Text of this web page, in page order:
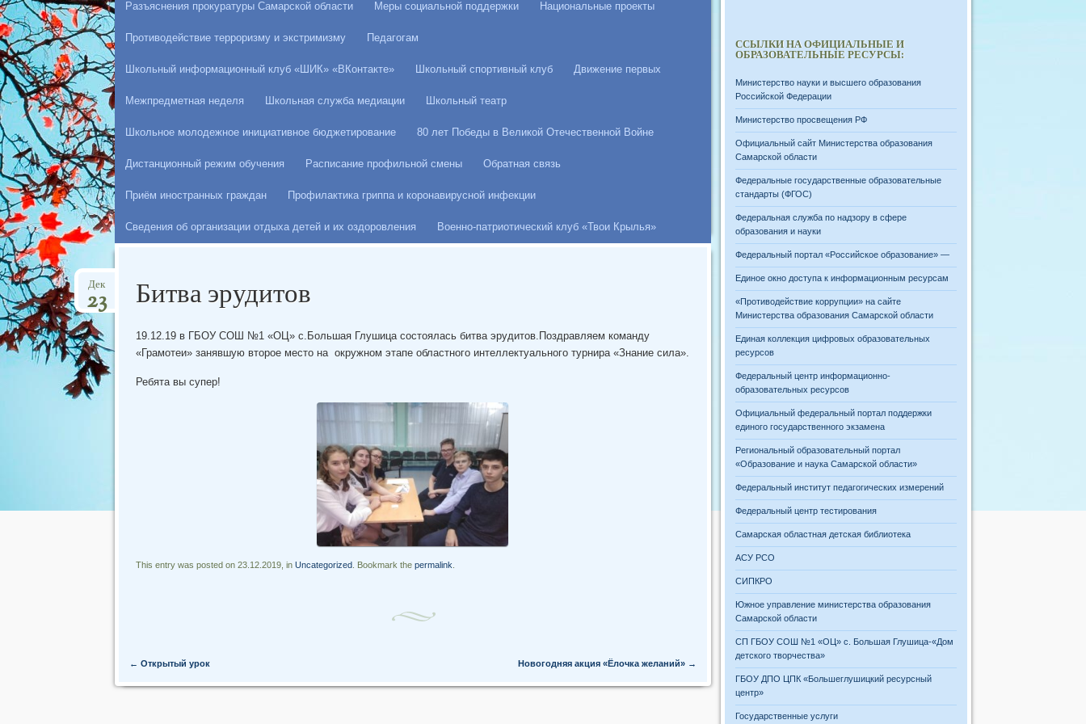
Разъяснения прокуратуры Самарской области Меры социальной поддержки Национальные проекты
Противодействие терроризму и экстримизму Педагогам
Школьный информационный клуб «ШИК» «ВКонтакте» Школьный спортивный клуб Движение первых
Межпредметная неделя Школьная служба медиации Школьный театр
Школьное молодежное инициативное бюджетирование 80 лет Победы в Великой Отечественной Войне
Дистанционный режим обучения Расписание профильной смены Обратная связь
Приём иностранных граждан Профилактика гриппа и коронавирусной инфекции
Сведения об организации отдыха детей и их оздоровления Военно-патриотический клуб «Твои Крылья»
Битва эрудитов
Дек
23
19.12.19 в ГБОУ СОШ №1 «ОЦ» с.Большая Глушица состоялась битва эрудитов.Поздравляем команду
«Грамотеи» занявшую второе место на окружном этапе областного интеллектуального турнира «Знание сила».
Ребята вы супер!
This entry was posted on 23.12.2019, in Uncategorized. Bookmark the permalink
Post navigation
← Открытый урок Новогодняя акция «Ёлочка желаний» →
ССЫЛКИ НА ОФИЦИАЛЬНЫЕ И
ОБРАЗОВАТЕЛЬНЫЕ РЕСУРСЫ:
Министерство науки и высшего образования
Российской Федерации
Министерство просвещения РФ
Официальный сайт Министерства образования
Самарской области
Федеральные государственные образовательные
стандарты (ФГОС)
Федеральная служба по надзору в сфере
образования и науки
Федеральный портал «Российское образование» —
Единое окно доступа к информационным ресурсам
«Противодействие коррупции» на сайте
Министерства образования Самарской области
Единая коллекция цифровых образовательных
ресурсов
Федеральный центр информационно-
образовательных ресурсов
Официальный федеральный портал поддержки
единого государственного экзамена
Региональный образовательный портал
«Образование и наука Самарской области»
Федеральный институт педагогических измерений
Федеральный центр тестирования
Самарская областная детская библиотека
АСУ РСО
СИПКРО
Южное управление министерства образования
Самарской области
СП ГБОУ СОШ №1 «ОЦ» с. Большая Глушица-«Дом
детского творчества»
ГБОУ ДПО ЦПК «Большеглушицкий ресурсный
центр»
Государственные услуги